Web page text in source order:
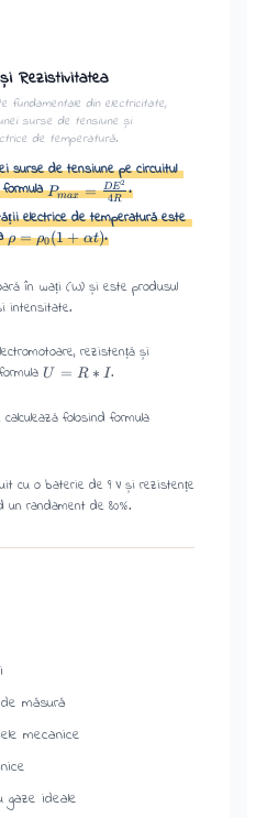
Rezistivitatea
fundamentale din electricitate,
surse de tensiune și
de temperatură.
surse de tensiune pe circuitul
Pmax = 4R
DE2 .
electrice de temperatură este
ρ = ρ0(1+ αt).
în wați (W) și este produsul
intensitate.
rezistență și
U = R ∗ I.
cu o baterie de 9 V și rezistențe
un randament de 80%.
măsură
mecanice
gaze ideale